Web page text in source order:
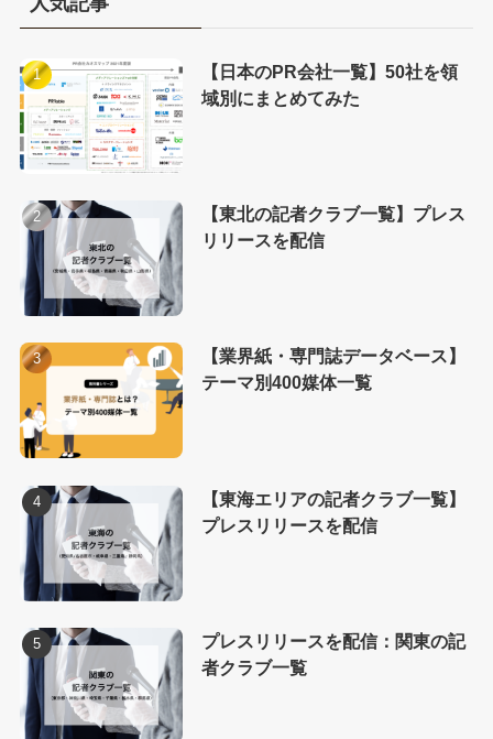
【日本のPR会社一覧】50社を領
域別にまとめてみた
【東北の記者クラブ一覧】プレス
リリースを配信
【業界紙・専門誌データベース】
テーマ別400媒体一覧
【東海エリアの記者クラブ一覧】
プレスリリースを配信
プレスリリースを配信：関東の記
者クラブ一覧